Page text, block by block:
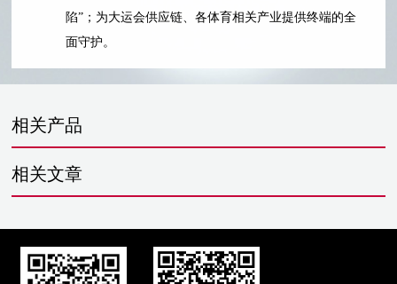
陷”；为大运会供应链、各体育相关产业提供终端的全
面守护。
相关产品
相关文章